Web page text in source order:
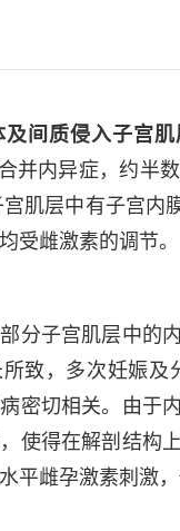
间质侵入子宫肌
并内异症，约半
宫肌层中有子宫
受雌激素的调节。
分子宫肌层中的
致，多次妊娠
密切相关。由于
，使得在解剖结构
平雌孕激素刺激